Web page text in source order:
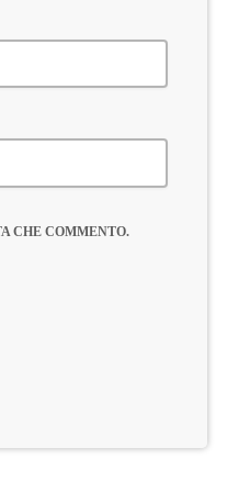
CHE COMMENTO.